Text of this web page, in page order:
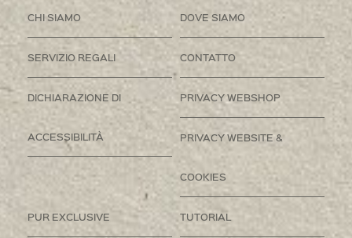
CHI SIAMO DOVE SIAMO
SERVIZIO REGALI CONTATTO
DICHIARAZIONE DI
ACCESSIBILITÀ
PRIVACY WEBSHOP
PRIVACY WEBSITE &
COOKIES
PUR EXCLUSIVE TUTORIAL